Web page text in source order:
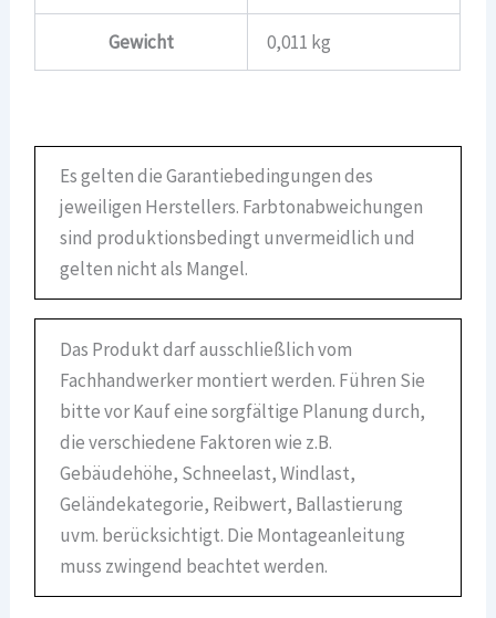
Gewicht 0,011 kg
Es gelten die Garantiebedingungen des
jeweiligen Herstellers. Farbtonabweichungen
sind produktionsbedingt unvermeidlich und
gelten nicht als Mangel.
Das Produkt darf ausschließlich vom
Fachhandwerker montiert werden. Führen Sie
bitte vor Kauf eine sorgfältige Planung durch,
die verschiedene Faktoren wie z.B.
Gebäudehöhe, Schneelast, Windlast,
Geländekategorie, Reibwert, Ballastierung
uvm. berücksichtigt. Die Montageanleitung
muss zwingend beachtet werden.